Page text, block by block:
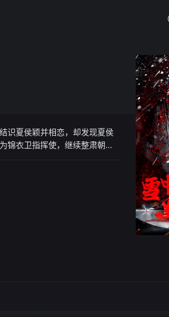
暂无观看影片的记录
识夏侯颖并相恋，却发现夏侯
锦衣卫指挥使，继续整肃朝